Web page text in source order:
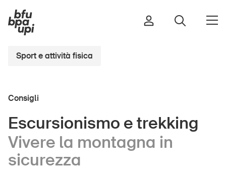
Sport e attività fisica
Casa e giardino
Edifici e impianti
Sport e attività fisica
Consigli
Escursionismo e trekking
Vivere la montagna in
sicurezza